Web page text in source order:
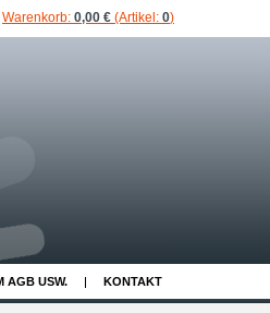
AGB USW. KONTAKT
Warenkorb: 0,00 € (Artikel: 0)